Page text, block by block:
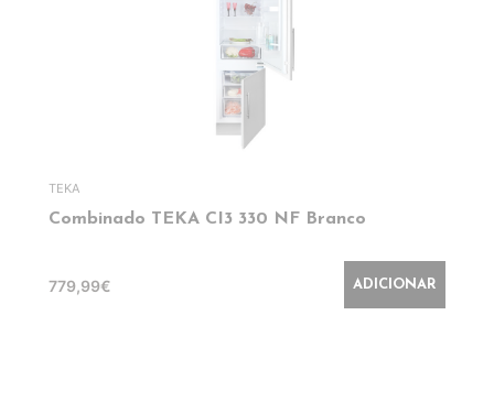
TEKA
Combinado TEKA CI3 330 NF Branco
779,99€ ADICIONAR